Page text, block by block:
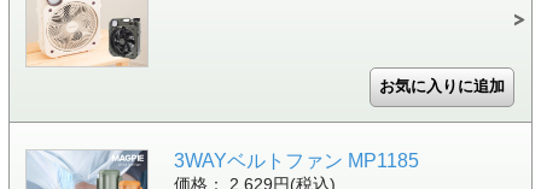
3WAYベルトファン MP1185
価格： 2,629円(税込)